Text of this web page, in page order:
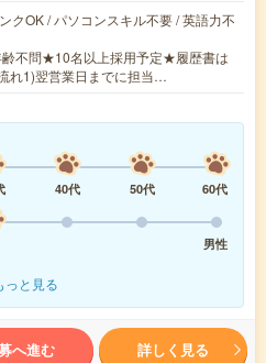
クOK / パソコンスキル不要 / 英語力不
齢不問★10名以上採用予定★履歴書は
れ1)翌営業日までに担当…
40代 50代
60代
男性
っと見る
へ進む 詳しく見る